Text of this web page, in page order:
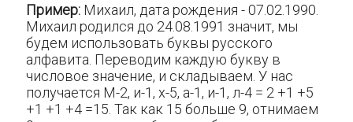
Пример: Михаил, дата рождения - 07.02.1990.
Михаил родился до 24.08.1991 значит, мы
будем использовать буквы русского
алфавита. Переводим каждую букву в
числовое значение, и складываем. У нас
получается М-2, и-1, х-5, а-1, и-1, л-4 = 2 +1 +5
+1 +1 +4 =15. Так как 15 больше 9, отнимаем